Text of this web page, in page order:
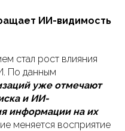
ИИ-видимость
стал рост влияния
По данным
уже отмечают
и ИИ-
информации на их
меняется восприятие